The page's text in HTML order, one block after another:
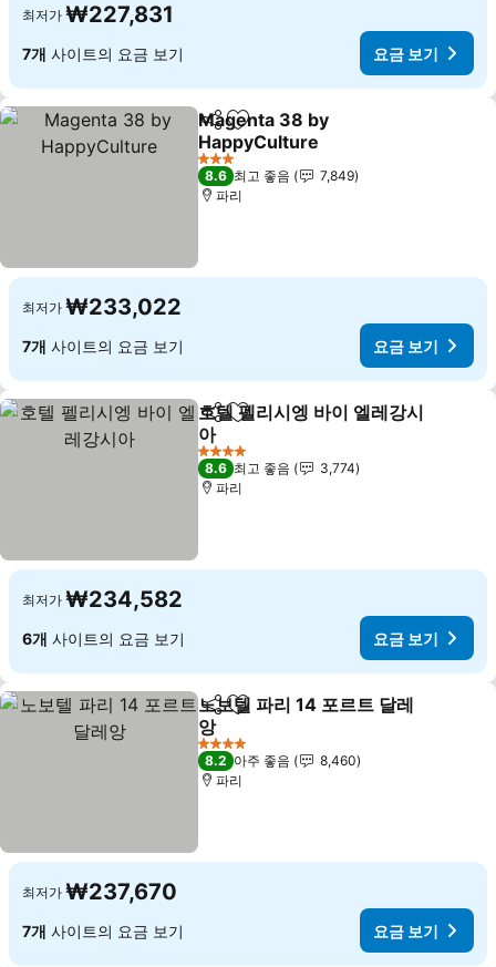
최저가 ₩227,831
7개 사이트의 요금 보기 요금 보기
공유 즐겨찾기에 추가
Magenta 38 by
HappyCulture
3 성급
8.6 최고 좋음
7,849
파리
최저가 ₩233,022
7개 사이트의 요금 보기 요금 보기
공유 즐겨찾기에 추가
호텔 펠리시엥 바이 엘레강시
아
4 성급
8.6 최고 좋음
3,774
파리
최저가 ₩234,582
6개 사이트의 요금 보기 요금 보기
공유 즐겨찾기에 추가
노보텔 파리 14 포르트 달레
앙
4 성급
8.2 아주 좋음
8,460
파리
최저가 ₩237,670
7개 사이트의 요금 보기 요금 보기